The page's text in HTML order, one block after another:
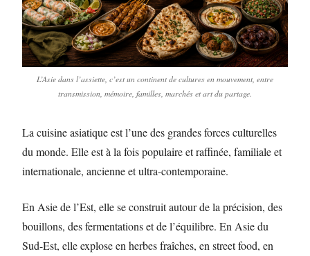
L’Asie dans l’assiette, c’est un continent de cultures en mouvement, entre
transmission, mémoire, familles, marchés et art du partage.
La cuisine asiatique est l’une des grandes forces culturelles
du monde. Elle est à la fois populaire et raffinée, familiale et
internationale, ancienne et ultra-contemporaine.
En Asie de l’Est, elle se construit autour de la précision, des
bouillons, des fermentations et de l’équilibre. En Asie du
Sud-Est, elle explose en herbes fraîches, en street food, en